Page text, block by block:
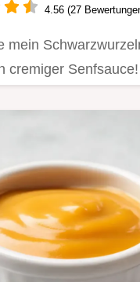
4.56 (27
mein
cremiger